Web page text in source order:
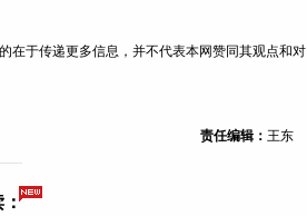
在于传递更多信息，并不代表本网赞同其观点和对
责任编辑： 王东
：